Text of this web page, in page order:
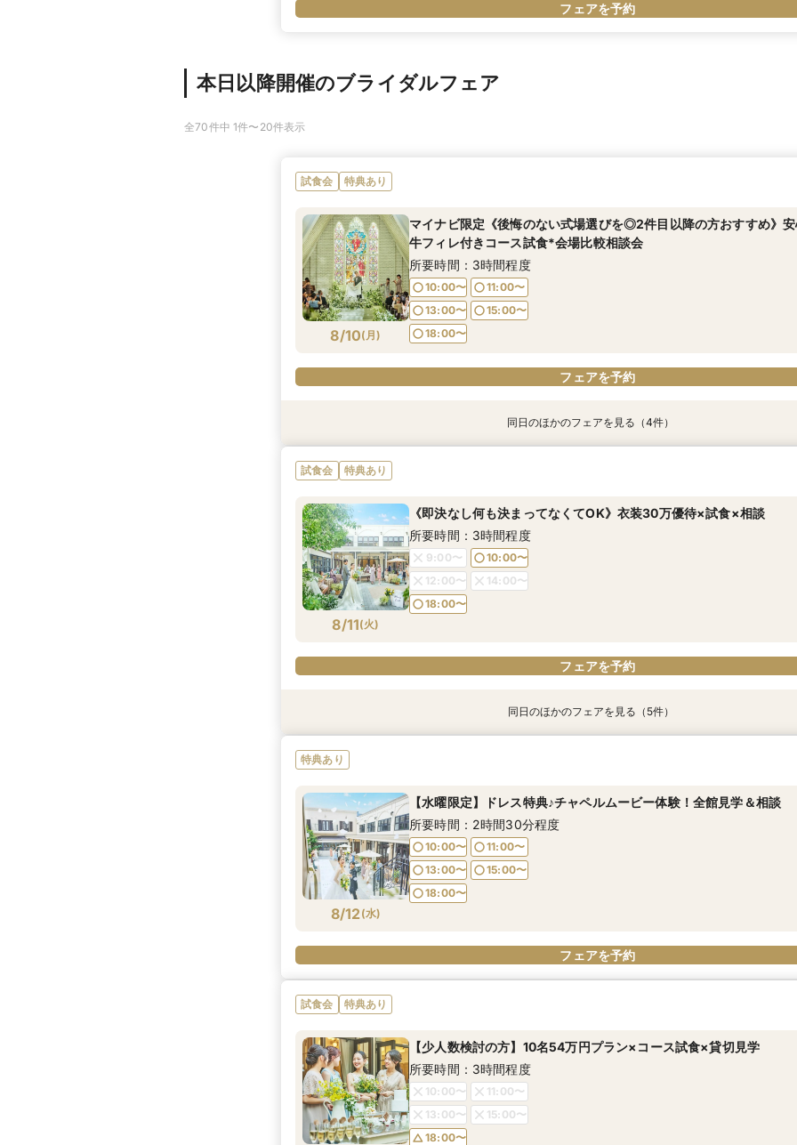
フェアを予約
本日以降開催のブライダルフェア
全70件中 1件〜20件表示
試食会 特典あり
8/10( 月)
マイナビ限定《後悔のない式場選びを◎2件目以降の方おすすめ》
牛フィレ付きコース試食*会場比較相談会
所要時間：3時間程度
10:00〜
11:00〜
13:00〜
15:00〜
18:00〜
フェアを予約
8/10(月)
所要時間：3時間程度
10:00〜
11:00〜
13:00〜
15:00〜
18:00〜
8/10(月)
10:00〜
11:00〜
13:00〜
15:00〜
18:00〜
8/10(月)
《何も決まってなくてOK！1組貸切W体験》１件目来館特典◆衣装
所要時間：3時間程度
10:00〜
11:00〜
13:00〜
15:00〜
18:00〜
8/10(月)
10:00〜
11:00〜
13:00〜
15:00〜
18:00〜
同日のほかのフェアを見る（4件）
試食会 特典あり
8/11(火)
《即決なし何も決まってなくてOK》衣装30万優待×試食×相談
所要時間：3時間程度
9:00〜
10:00〜
12:00〜
14:00〜
18:00〜
フェアを予約
8/11(火)
マイナビ限定特典あり【美食体験◆出来立てを愉しむライブキッチ
所要時間：3時間程度
9:00〜
10:00〜
12:00〜
14:00〜
18:00〜
8/11(火)
マイナビ限定《後悔のない式場選びを◎2件目以降の方おすすめ》
所要時間：3時間程度
9:00〜
10:00〜
12:00〜
14:00〜
18:00〜
8/11(火)
10:00〜
12:00〜
14:00〜
18:00〜
8/11(火)
9:00〜
10:00〜
12:00〜
14:00〜
18:00〜
8/11(火)
所要時間：3時間程度
9:00〜
10:00〜
12:00〜
14:00〜
18:00〜
同日のほかのフェアを見る（5件）
特典あり
8/12(水)
【水曜限定】ドレス特典♪チャペルムービー体験！全館見学＆相談
所要時間：2時間30分程度
10:00〜
11:00〜
13:00〜
15:00〜
18:00〜
フェアを予約
試食会 特典あり
【少人数検討の方】10名54万円プラン×コース試食×貸切見学
所要時間：3時間程度
10:00〜
11:00〜
13:00〜
15:00〜
18:00〜